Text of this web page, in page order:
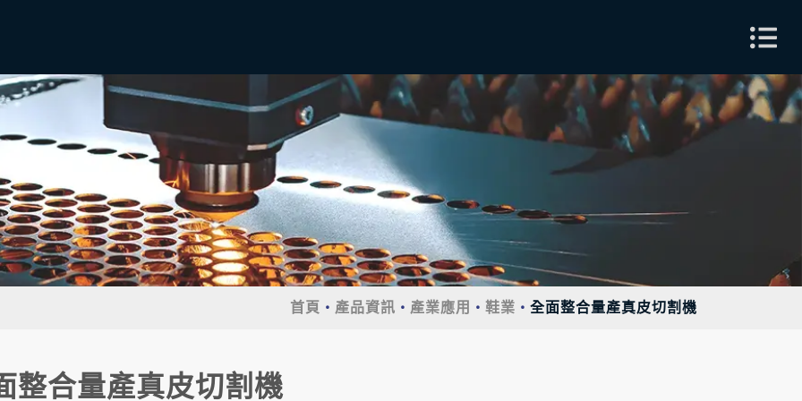
首頁 產品資訊 產業應用 鞋業 全面整合量產真皮切割機
整合量產真皮切割機